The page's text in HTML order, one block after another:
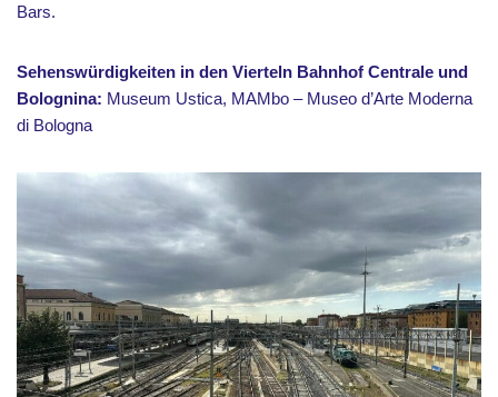
Bars.
Sehenswürdigkeiten in den Vierteln Bahnhof Centrale und
Bolognina: Museum Ustica, MAMbo – Museo d’Arte Moderna
di Bologna